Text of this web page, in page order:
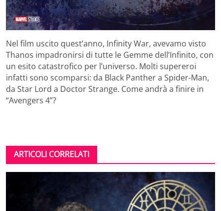
Nel film uscito quest’anno, Infinity War, avevamo visto
Thanos impadronirsi di tutte le Gemme dell’Infinito, con
un esito catastrofico per l’universo. Molti supereroi
infatti sono scomparsi: da Black Panther a Spider-Man,
da Star Lord a Doctor Strange. Come andrà a finire in
“Avengers 4”?
ARTICOLI CORRELATI